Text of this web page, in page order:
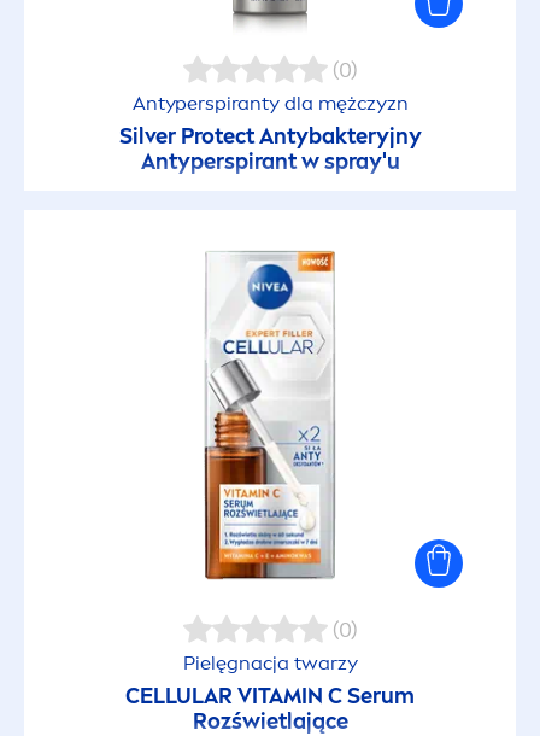
Color & Gloss
Do codziennego użytku
Energetyzujący
Extra-wodoodporny
Formuła 2w1
Głębokie oczyszczenie
Hipoalergiczny
Intensywna pielęgnacja
(0)
Antyperspiranty dla mężczyzn
Silver ProtectAntybakteryjny
Antyperspirant w spray'u
(0)
Pielęgnacja twarzy
CELLULAR VITAMIN C Serum
Rozświetlające